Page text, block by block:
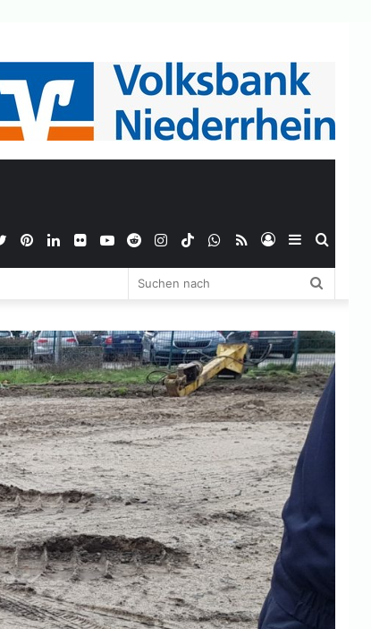
Sidebar
Anmelden
RSS
WhatsApp
TikTok
Instagram
Reddit
YouTube
Flickr
LinkedIn
Pinterest
Twitter